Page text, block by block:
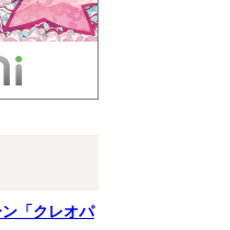
「クレオパ